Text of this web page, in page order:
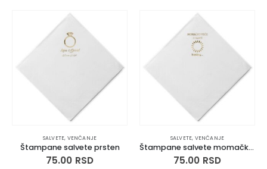
SALVETE, VENČANJE
Štampane salvete prsten
75.00 RSD
SALVETE, VENČANJE
Štampane salvete momačko veče
75.00 RSD